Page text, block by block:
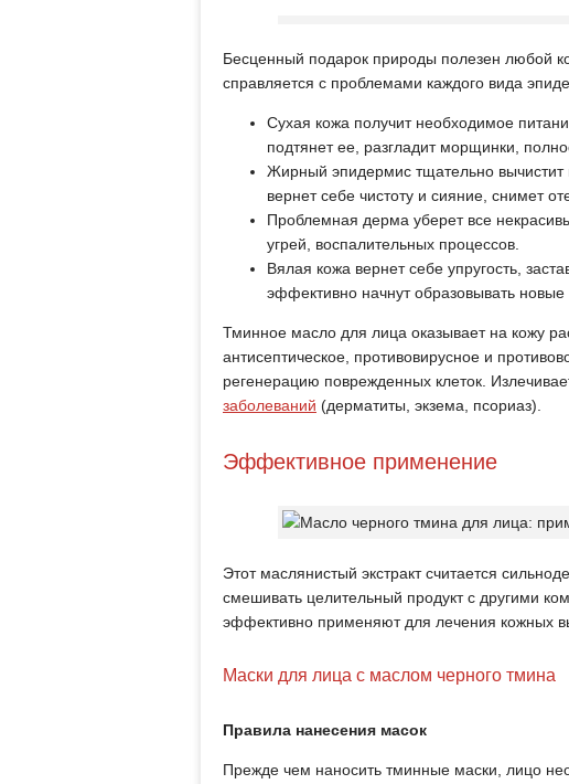
Бесценный подарок природы полезен любой
справляется с проблемами каждого вида
Сухая кожа получит необходимое
подтянет ее, разгладит морщинки,
Жирный эпидермис тщательно вычистит
вернет себе чистоту и сияние, снимет
Проблемная дерма уберет все
угрей, воспалительных процессов.
Вялая кожа вернет себе упругость,
эффективно начнут образовывать новые
Тминное масло для лица оказывает на кожу
антисептическое, противовирусное и
регенерацию поврежденных клеток.
заболеваний (дерматиты, экзема, псориаз).
Эффективное применение
Этот маслянистый экстракт считается
смешивать целительный продукт с другими
эффективно применяют для лечения кожных
Маски для лица с маслом черного тмина
Правила нанесения масок
Прежде чем наносить тминные маски, лицо